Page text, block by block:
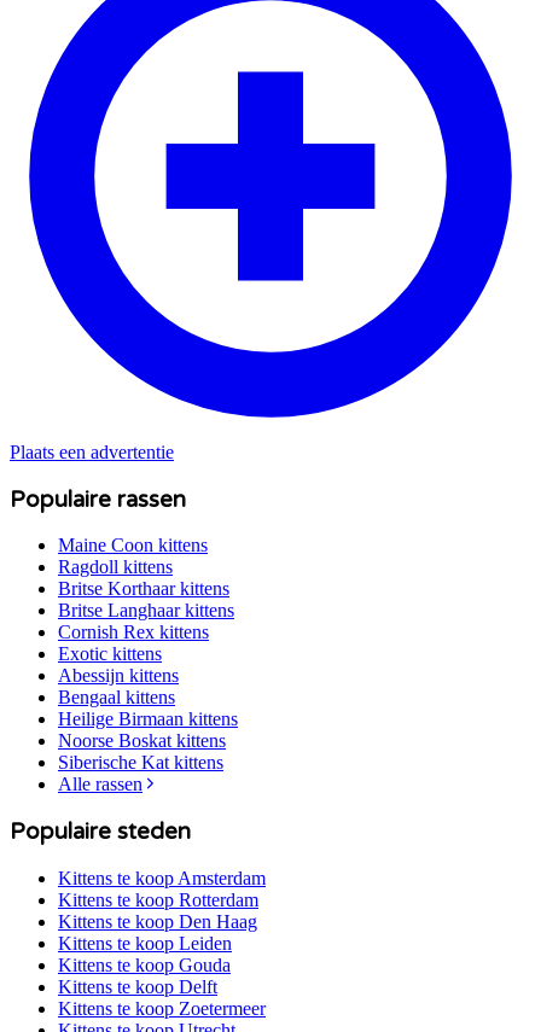
Plaats een advertentie
Populaire rassen
Maine Coon kittens
Ragdoll kittens
Britse Korthaarkittens
Britse Langhaarkittens
Cornish Rex kittens
Exotic kittens
Abessijn kittens
Bengaal kittens
Heilige Birmaan kittens
Noorse Boskat kittens
Siberische Kat kittens
Alle rassen
Populaire steden
Kittens te koop Amsterdam
Kittens te koop Rotterdam
Kittens te koop Den Haag
Kittens te koop Leiden
Kittens te koop Gouda
Kittens te koop Delft
Kittens te koop Zoetermeer